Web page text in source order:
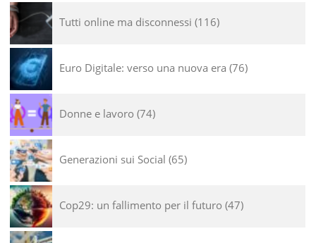
Tutti online ma disconnessi 116
Euro Digitale: verso una nuova era 76
Donne e lavoro 74
Generazioni sui Social 65
Cop29: un fallimento per il futuro 47